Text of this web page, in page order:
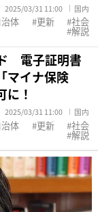
2025/03/31 11:00 国内
体 更新 社会
解説
電子証明書
マイナ保険
に！
2025/03/31 11:00 国内
体 更新 社会
解説